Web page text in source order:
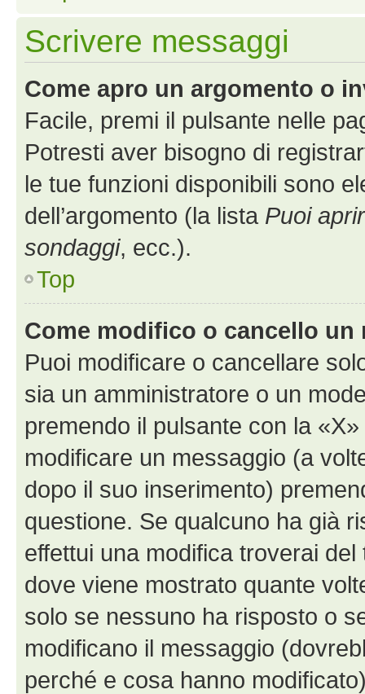
Scrivere messaggi
Come apro un argomento o
Facile, premi il pulsante nelle
Potresti aver bisogno di
le tue funzioni disponibili sono
dell’argomento (la lista Puoi
sondaggi, ecc.).
Top
Come modifico o cancello un
Puoi modificare o cancellare
sia un amministratore o un
premendo il pulsante con la
modificare un messaggio (a
dopo il suo inserimento)
questione. Se qualcuno ha già
effettui una modifica troverai
dove viene mostrato quante
solo se nessuno ha risposto o
modificano il messaggio
perché e cosa hanno